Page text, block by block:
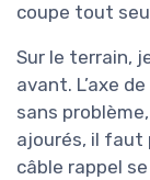
coupe tout
Sur le terrain,
avant. L’axe
sans
ajourés, il faut
câble rappel